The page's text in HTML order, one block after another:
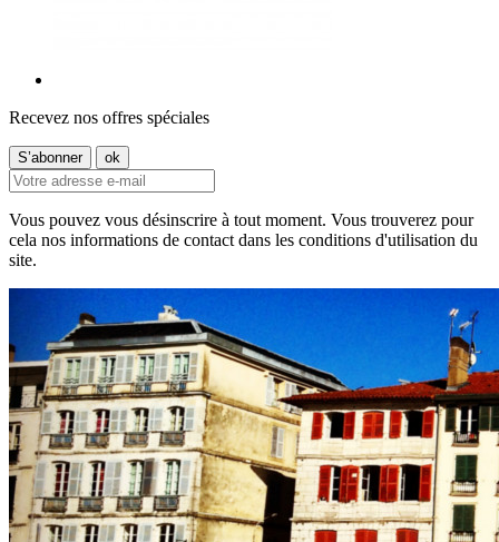
Recevez nos offres spéciales
Vous pouvez vous désinscrire à tout moment. Vous trouverez pour
cela nos informations de contact dans les conditions d'utilisation du
site.